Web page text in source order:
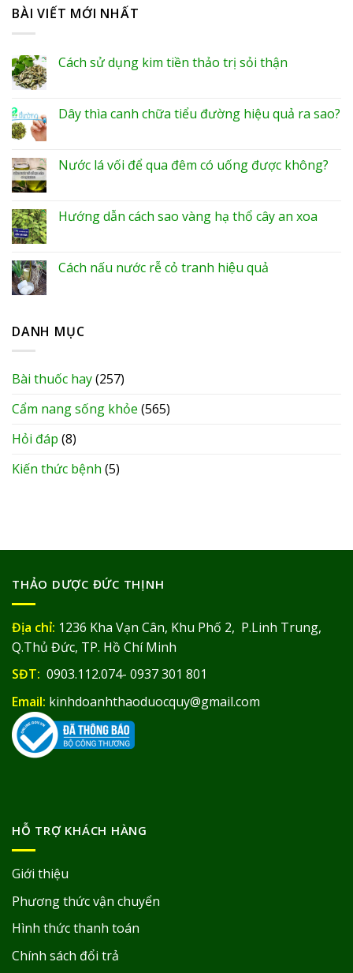
BÀI VIẾT MỚI NHẤT
Cách sử dụng kim tiền thảo trị sỏi thận
Dây thìa canh chữa tiểu đường hiệu quả ra sao?
Nước lá vối để qua đêm có uống được không?
Hướng dẫn cách sao vàng hạ thổ cây an xoa
Cách nấu nước rễ cỏ tranh hiệu quả
DANH MỤC
Bài thuốc hay(257)
Cẩm nang sống khỏe (565)
Hỏi đáp (8)
Kiến thức bệnh (5)
THẢO DƯỢC ĐỨC THỊNH
Địa chỉ: 1236 Kha Vạn Cân, Khu Phố 2, P.Linh Trung,
Q.Thủ Đức, TP. Hồ Chí Minh
SĐT: 0903.112.074- 0937 301 801
Email: kinhdoanhthaoduocquy@gmail.com
HỖ TRỢ KHÁCH HÀNG
Giới thiệu
Phương thức vận chuyển
Hình thức thanh toán
Chính sách đổi trả